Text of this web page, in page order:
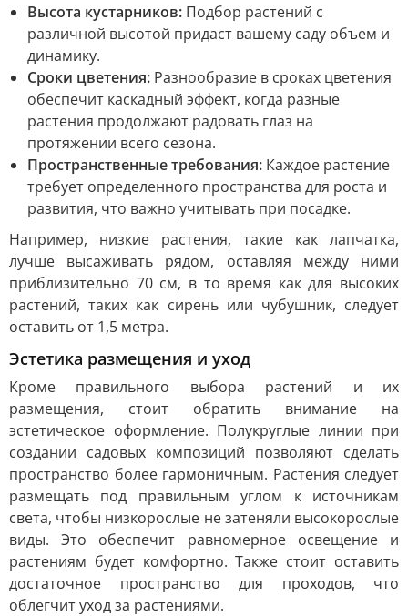
Высота кустарников: Подбор растений с
различной высотой придаст вашему саду объем и
динамику.
Сроки цветения: Разнообразие в сроках цветения
обеспечит каскадный эффект, когда разные
растения продолжают радовать глаз на
протяжении всего сезона.
Пространственные требования: Каждое растение
требует определенного пространства для роста и
развития, что важно учитывать при посадке.
Например, низкие растения, такие как лапчатка,
лучше высаживать рядом, оставляя между ними
приблизительно 70 см, в то время как для высоких
растений, таких как сирень или чубушник, следует
оставить от 1,5 метра.
Эстетика размещения и уход
Кроме правильного выбора растений и их
размещения, стоит обратить внимание на
эстетическое оформление. Полукруглые линии при
создании садовых композиций позволяют сделать
пространство более гармоничным. Растения следует
размещать под правильным углом к источникам
света, чтобы низкорослые не затеняли высокорослые
виды. Это обеспечит равномерное освещение и
растениям будет комфортно. Также стоит оставить
достаточное пространство для проходов, что
облегчит уход за растениями.